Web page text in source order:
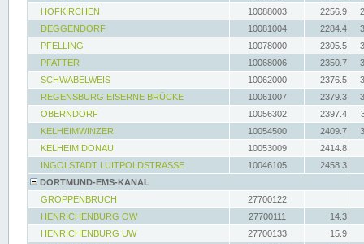
HOFKIRCHEN
10088003 2256.9
DEGGENDORF
10081004 2284.4
PFELLING
10078000 2305.5
PFATTER
10068006 2350.7
SCHWABELWEIS
10062000 2376.5
REGENSBURG EISERNE BRÜCKE
10061007 2379.3
OBERNDORF
10056302 2397.4
KELHEIMWINZER
10054500 2409.7
KELHEIM DONAU
10053009
2414.8
INGOLSTADT LUITPOLDSTRASSE
10046105
2458.3
DORTMUND-EMS-KANAL
GROPPENBRUCH
27700122
HENRICHENBURG OW
27700111
14.3
HENRICHENBURG UW
27700133
15.9